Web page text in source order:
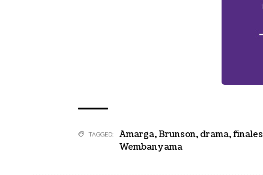
TAGGED: Amarga,Brunson, drama,finales
Wembanyama